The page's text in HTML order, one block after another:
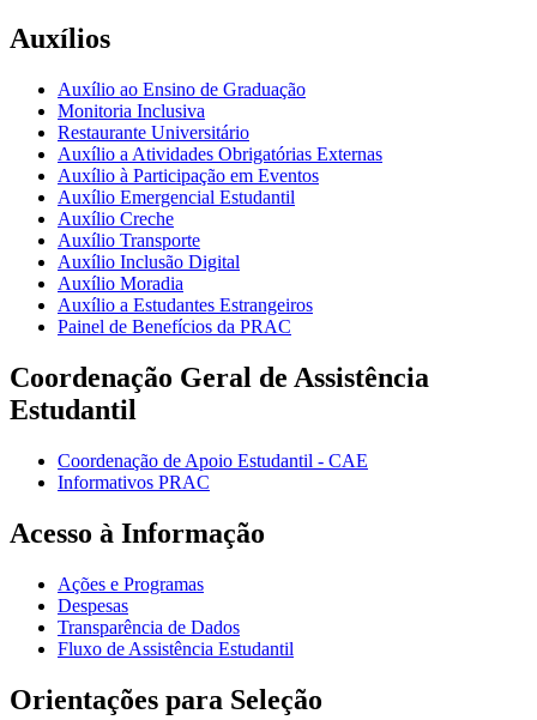
Auxílios
Auxílio ao Ensino de Graduação
Monitoria Inclusiva
Restaurante Universitário
Auxílio a Atividades Obrigatórias Externas
Auxílio à Participação em Eventos
Auxílio Emergencial Estudantil
Auxílio Creche
Auxílio Transporte
Auxílio Inclusão Digital
Auxílio Moradia
Auxílio a Estudantes Estrangeiros
Painel de Benefícios da PRAC
Coordenação Geral de Assistência
Estudantil
Coordenação de Apoio Estudantil - CAE
Informativos PRAC
Acesso à Informação
Ações e Programas
Despesas
Transparência de Dados
Fluxo de Assistência Estudantil
Orientações para Seleção